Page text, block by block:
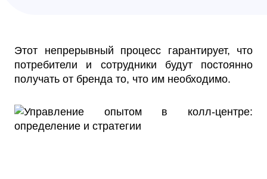
Этот непрерывный процесс гарантирует, что
потребители и сотрудники будут постоянно
получать от бренда то, что им необходимо.